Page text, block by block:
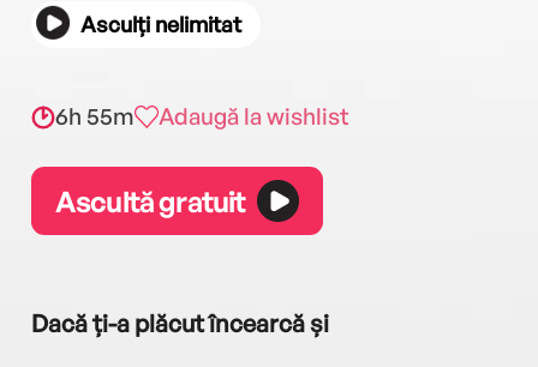
Asculți nelimitat
6h 55m Adaugă la wishlist
Ascultă gratuit
Dacă ți-a plăcut încearcă și